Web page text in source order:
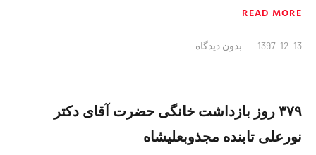
READ MORE
1397-12-13 بدون دیدگاه
۳۷۹ روز بازداشت خانگی حضرت آقای دکتر
نورعلی تابنده مجذوبعلیشاه